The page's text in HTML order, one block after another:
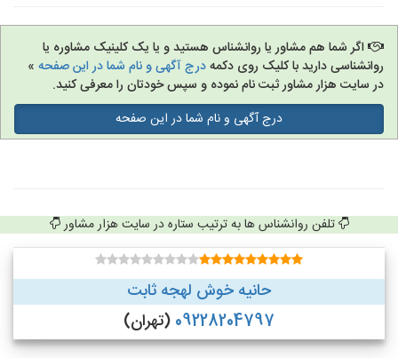
اگر شما هم مشاور یا روانشناس هستید و یا یک کلینیک مشاوره یا
روانشناسی دارید با کلیک روی دکمهدرج آگهی و نام شما در این صفحه »
در سایت هزار مشاور ثبت نام نموده و سپس خودتان را معرفی کنید.
درج آگهی و نام شما در این صفحه
تلفن روانشناس ها به ترتیب ستاره در سایت هزار مشاور
حانیه خوش لهجه ثابت
09228204797 (تهران)